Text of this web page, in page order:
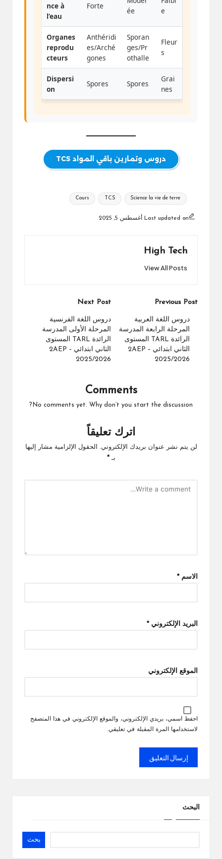
nce à
l’eau
Forte
ée
e
Organes
reprodu
cteurs
Anthéridi
es/Arché
gones
Sporan
ges/Pr
othalle
Fleur
s
Dispersi
on
Spores Spores
Grai
nes
دروس وتمارين باقي المواد TCS
Tags:
Cours TCS Science la vie de terre
Last updated on أغسطس 5, 2025
High Tech
View All Posts
Post
navigation
Previous Post
دروس اللغة العربية
المرحلة الرابعة المدرسة
الرائدة TARL المستوى
الثاني ابتدائي 2AEP –
2025/2026
Next Post
دروس اللغة الفرنسية
المرحلة الأولى المدرسة
الرائدة TARL المستوى
التاني ابتدائي 2AEP –
2025/2026
Comments
No comments yet. Why don’t you start the discussion?
اترك تعليقاً
لن يتم نشر عنوان بريدك الإلكتروني.
الحقول الإلزامية مشار إليها
بـ*
الاسم *
البريد الإلكتروني *
الموقع الإلكتروني
احفظ اسمي، بريدي الإلكتروني، والموقع الإلكتروني في هذا المتصفح
لاستخدامها المرة المقبلة في تعليقي.
البحث
بحث